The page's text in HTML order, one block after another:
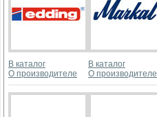
В каталог
О производителе
В каталог
О производителе